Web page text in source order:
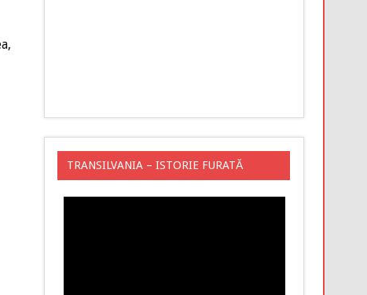
TRANSILVANIA – ISTORIE FURATĂ